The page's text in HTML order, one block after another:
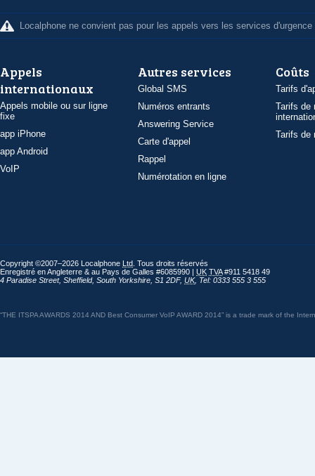
Localphone ne convient pas pour les appels vers les services d'urgence
Appels
internationaux
Appels mobile ou sur ligne
fixe
app iPhone
app Android
VoIP
Autres services
Global SMS
Numéros entrants
Answering Service
Carte d'appel
Rappel
Numérotation en ligne
Coûts
Tarifs
Tarifs de
Tarifs de
Copyright ©2007–2026 Localphone Ltd . Tous droits réservés
Enregistré en Angleterre & au Pays de Galles #6085990 | UK TVA#911 5418 49
4 Paradise Street, Sheffield, South Yorkshire S1 2DF, UK, Tel: 0333 555 3 555
“THE ITSPA AWARDS 2014 AND Best Consumer VoIP AWARD 2014” is a trade mark of the